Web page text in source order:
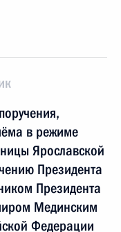
в режиме
Ярославской
Президента
Президента
Мединским
Федерации